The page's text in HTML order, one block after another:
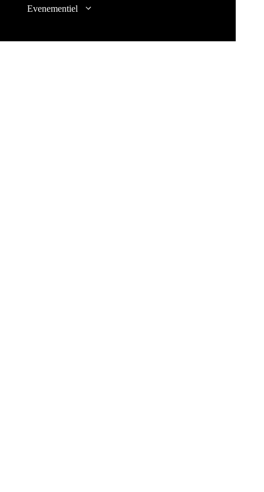
Evenementiel